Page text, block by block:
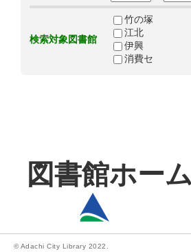
検索対象図書館
竹の塚
江北
伊興
消費セ
図書館ホー
© Adachi City Library 2022.